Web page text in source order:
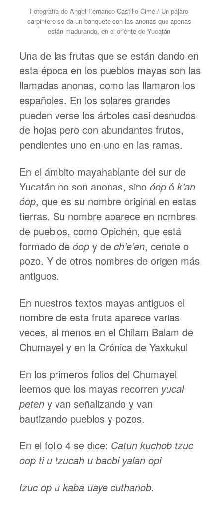
Fotografía de Angel Fernando Castillo Cimé / Un pájaro
carpintero se da un banquete con las anonas que apenas
están madurando, en el oriente de Yucatán
Una de las frutas que se están dando en
esta época en los pueblos mayas son las
llamadas anonas, como las llamaron los
españoles. En los solares grandes
pueden verse los árboles casi desnudos
de hojas pero con abundantes frutos,
pendientes uno en uno en las ramas.
En el ámbito mayahablante del sur de
Yucatán no son anonas, sino óop ó k’an
óop, que es su nombre original en estas
tierras. Su nombre aparece en nombres
de pueblos, como Opichén, que está
formado de óop y de ch’e’en, cenote o
pozo. Y de otros nombres de origen más
antiguos.
En nuestros textos mayas antiguos el
nombre de esta fruta aparece varias
veces, al menos en el Chilam Balam de
Chumayel y en la Crónica de Yaxkukul
En los primeros folios del Chumayel
leemos que los mayas recorren yucal
peten y van señalizando y van
bautizando pueblos y pozos.
En el folio 4 se dice: Catun kuchob tzuc
oop ti u tzucah u baobi yalan opi
tzuc op u kaba uaye cuthanob.